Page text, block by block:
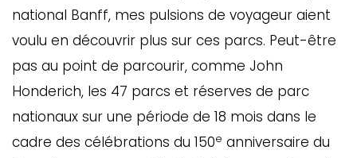
national Banff, mes pulsions de voyageur aient
voulu en découvrir plus sur ces parcs. Peut-être
pas au point de parcourir, comme John
Honderich, les 47 parcs et réserves de parc
nationaux sur une période de 18 mois dans le
cadre des célébrations du 150e anniversaire du